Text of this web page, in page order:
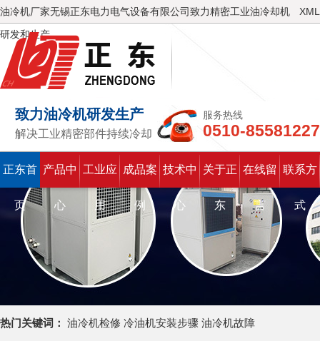
XML
油冷机厂家无锡正东电力电气设备有限公司致力精密工业油冷却机
研发和生产
致力油冷机研发生产
解决工业精密部件持续冷却
服务热线
0510-85581227
正东首
页
产品中
心
工业应
用
成品案
例
技术中
心
关于正
东
在线留
言
联系方
式
热门关键词： 油冷机检修 冷油机安装步骤 油冷机故障